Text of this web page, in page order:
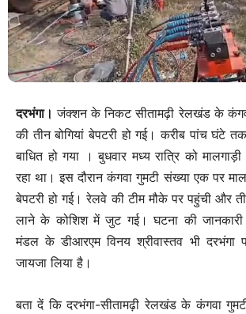
दरभंगा। जंक्शन के निकट सीतामढ़ी रेलखंड के
की तीन बोगियां बेपटरी हो गई। करीब पांच घंटे
बाधित हो गया । बुधवार मध्य रात्रि को
रहा था। इस दौरान कंगवा गुमटी संख्या एक पर
बेपटरी हो गई। रेलवे की टीम मौके पर पहुंची और
लाने के कोशिश में जुट गई। घटना की जानकारी
मंडल के डीआरएम विनय श्रीवास्तव भी दरभंगा
जायजा लिया है।
बता दें कि दरभंगा-सीतामढ़ी रेलखंड के कंगवा